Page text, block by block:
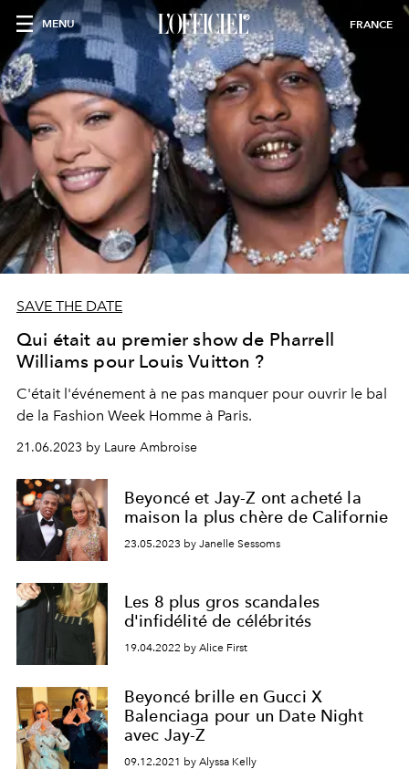
MENU FRANCE
SAVE THE DATE
Qui était au premier show de Pharrell
Williams pour Louis Vuitton ?
C'était l'événement à ne pas manquer pour ouvrir le bal
de la Fashion Week Homme à Paris.
21.06.2023 by Laure Ambroise
Beyoncé et Jay-Z ont acheté la
maison la plus chère de Californie
23.05.2023 by Janelle Sessoms
Les 8 plus gros scandales
d'infidélité de célébrités
19.04.2022 by Alice First
Beyoncé brille en Gucci X
Balenciaga pour un Date Night
avec Jay-Z
09.12.2021 by Alyssa Kelly